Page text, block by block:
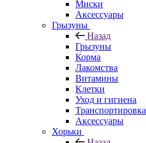
Миски
Аксессуары
Грызуны
Назад
Грызуны
Корма
Лакомства
Витамины
Клетки
Уход и гигиена
Транспортировка
Аксессуары
Хорьки